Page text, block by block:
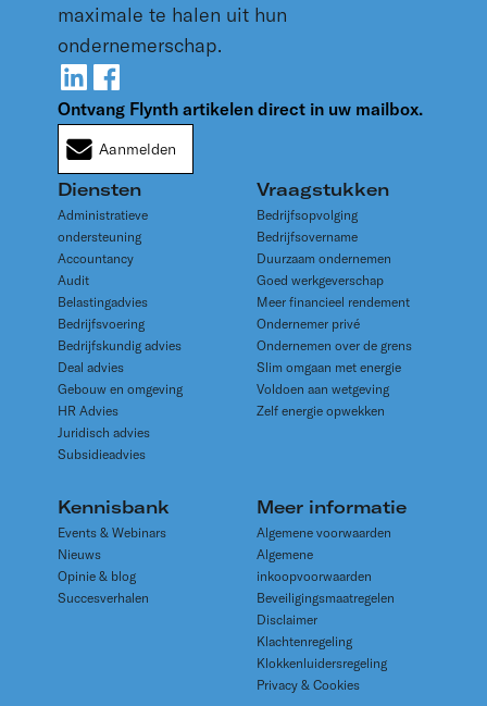
maximale te halen uit hun
ondernemerschap.
Ontvang Flynth artikelen direct in uw mailbox.
Aanmelden
Diensten
Administratieve
ondersteuning
Accountancy
Audit
Belastingadvies
Bedrijfsvoering
Bedrijfskundig advies
Deal advies
Gebouw en omgeving
HR Advies
Juridisch advies
Subsidieadvies
Vraagstukken
Bedrijfsopvolging
Bedrijfsovername
Duurzaam ondernemen
Goed werkgeverschap
Meer financieel rendement
Ondernemer privé
Ondernemen over de grens
Slim omgaan met energie
Voldoen aan wetgeving
Zelf energie opwekken
Kennisbank
Events & Webinars
Nieuws
Opinie & blog
Succesverhalen
Meer informatie
Algemene voorwaarden
Algemene
inkoopvoorwaarden
Beveiligingsmaatregelen
Disclaimer
Klachtenregeling
Klokkenluidersregeling
Privacy & Cookies